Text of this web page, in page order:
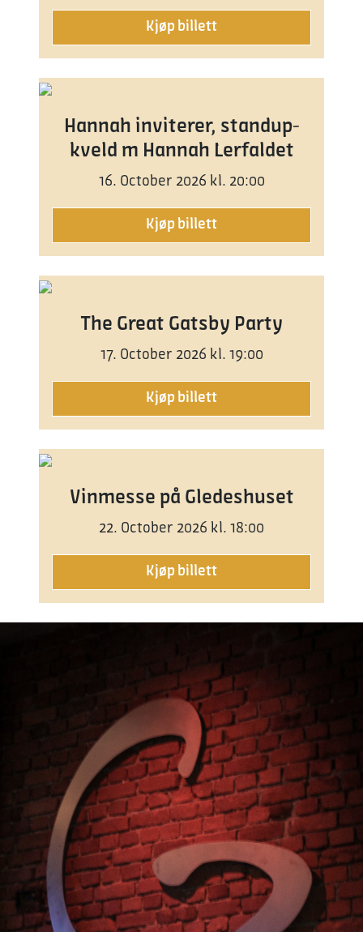
Kjøp billett
Hannah inviterer, standup-
kveld m Hannah Lerfaldet
16. October 2026 kl. 20:00
Kjøp billett
The Great Gatsby Party
17. October 2026 kl. 19:00
Kjøp billett
Vinmesse på Gledeshuset
22. October 2026 kl. 18:00
Kjøp billett